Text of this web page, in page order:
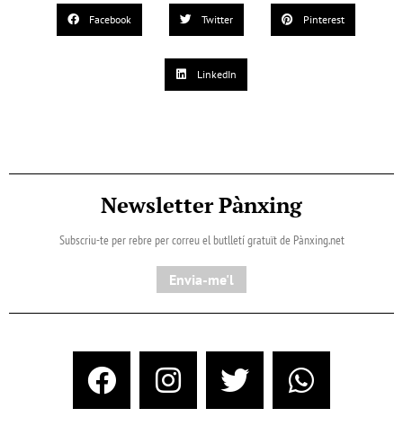
Facebook Twitter Pinterest
LinkedIn
Newsletter Pànxing
Subscriu-te per rebre per correu el butlletí gratuït de Pànxing.net​
Envia-me'l